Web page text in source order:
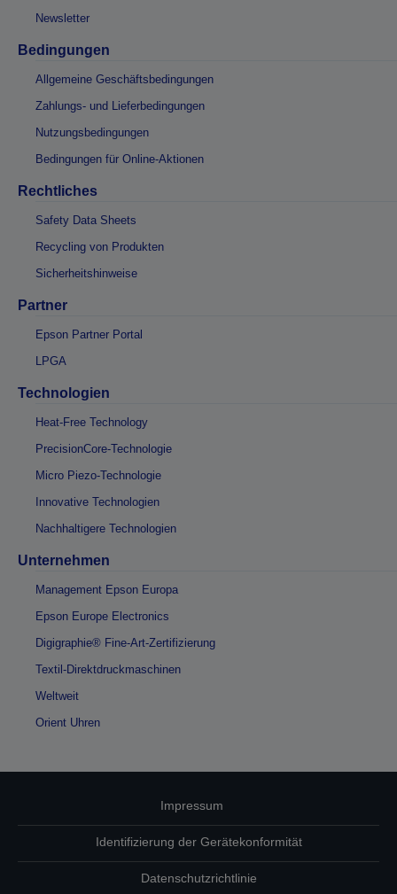
Newsletter
Bedingungen
Allgemeine Geschäftsbedingungen
Zahlungs- und Lieferbedingungen
Nutzungsbedingungen
Bedingungen für Online-Aktionen
Rechtliches
Safety Data Sheets
Recycling von Produkten
Sicherheitshinweise
Partner
Epson Partner Portal
LPGA
Technologien
Heat-Free Technology
PrecisionCore-Technologie
Micro Piezo-Technologie
Innovative Technologien
Nachhaltigere Technologien
Unternehmen
Management Epson Europa
Epson Europe Electronics
Digigraphie® Fine-Art-Zertifizierung
Textil-Direktdruckmaschinen
Weltweit
Orient Uhren
Impressum
Identifizierung der Gerätekonformität
Datenschutzrichtlinie